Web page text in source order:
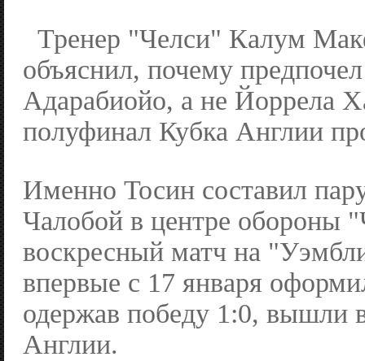
Тренер "Челси" Калум
объяснил, почему
Адарабиойо, а не Йоррела
полуфинал Кубка Англии
Именно Тосин составил
Чалобой в центре обороны
воскресный матч на
впервые с 17 января
одержав победу 1:0, вышли
Англии.